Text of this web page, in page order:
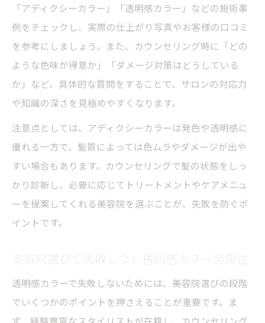
美容院カウンセリングで理想の色を伝える
アディクシーカラー相談時に役立つポイン
ト
美容院でよくある相談内容とその解決例
美容院相談で透明感カラーを成功させるコ
ツ
アディクシーカラー施術前後の相談事例ま
とめ
アディクシーカラーの持続力を高める工夫
美容院で受ける持続力アップ施術の秘密
美容院で教わるアフターケアとカラー長持
ちのコツ
「アディクシーカラー」「透明感カラー」などの施術事
例をチェックし、実際の仕上がり写真やお客様の口コミ
を参考にしましょう。また、カウンセリング時に「どの
ような色味が得意か」「ダメージ対策はどうしている
か」など、具体的な質問をすることで、サロンの対応力
や知識の深さを見極めやすくなります。
注意点としては、アディクシーカラーは発色や透明感に
優れる一方で、髪質によっては色ムラやダメージが出や
すい場合もあります。カウンセリングで髪の状態をしっ
かり診断し、必要に応じてトリートメントやケアメニュ
ーを提案してくれる美容院を選ぶことが、失敗を防ぐポ
イントです。
透明感カラーで失敗しないためには、美容院選びの段階
でいくつかのポイントを押さえることが重要です。ま